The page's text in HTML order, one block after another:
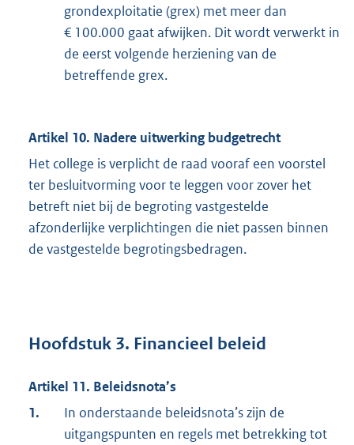
grondexploitatie (grex) met meer dan
€ 100.000 gaat afwijken. Dit wordt verwerkt in
de eerst volgende herziening van de
betreffende grex.
Artikel 10. Nadere uitwerking budgetrecht
Het college is verplicht de raad vooraf een voorstel
ter besluitvorming voor te leggen voor zover het
betreft niet bij de begroting vastgestelde
afzonderlijke verplichtingen die niet passen binnen
de vastgestelde begrotingsbedragen.
Hoofdstuk 3. Financieel beleid
Artikel 11. Beleidsnota’s
1.
In onderstaande beleidsnota’s zijn de
uitgangspunten en regels met betrekking tot